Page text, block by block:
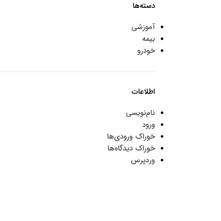
دسته‌ها
آموزشی
بیمه
خودرو
اطلاعات
نام‌نویسی
ورود
خوراک ورودی‌ها
خوراک دیدگاه‌ها
وردپرس